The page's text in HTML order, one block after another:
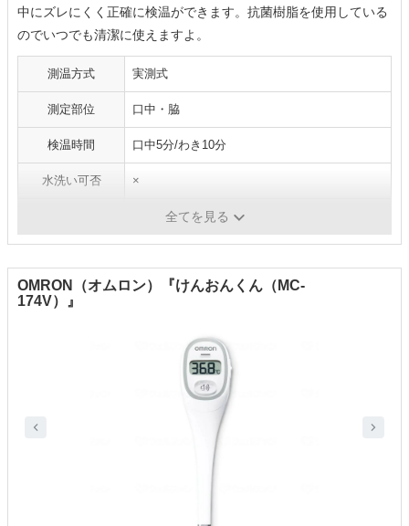
中にズレにくく正確に検温ができます。抗菌樹脂を使用している
のでいつでも清潔に使えますよ。
測温方式 実測式
測定部位 口中・脇
検温時間 口中5分/わき10分
水洗い可否 ×
全てを見る
OMRON（オムロン）『けんおんくん（MC-
174V）』